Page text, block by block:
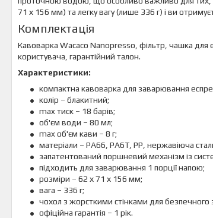
71 х 156 мм) та легку вагу (лише 336 г) і ви
Комплектація
Кавоварка Wacaco Nanopresso, фільтр, чашка для
користувача, гарантійний талон.
Характеристики:
компактна кавоварка для заварювання
колір – блакитний;
max тиск – 18 барів;
об'єм води – 80 мл;
max об'єм кави – 8 г;
матеріали – PA66, PA6T, PP, нержавіюча
запатентований поршневий механізм із
підходить для заварювання 1 порції напою;
розміри – 62 х 71 х 156 мм;
вага – 336 г;
чохол з жорсткими стінками для безпечного
офіційна гарантія – 1 рік.